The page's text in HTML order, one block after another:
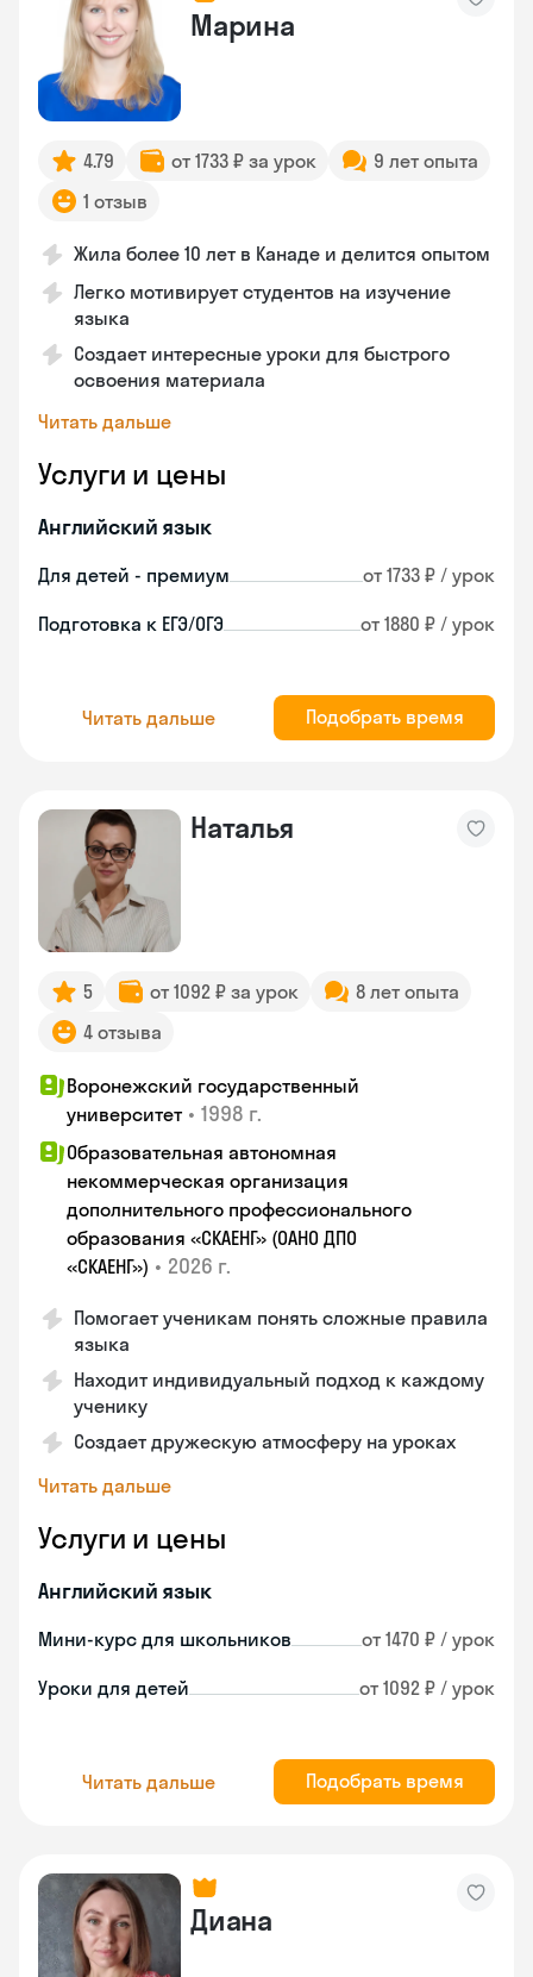
Марина
4.79 от 1733 ₽ за урок
9 лет опыта
1 отзыв
Жила более 10 лет в Канаде и делится опытом
Легко мотивирует студентов на изучение
языка
Создает интересные уроки для быстрого
освоения материала
Читать дальше
Услуги и цены
Английский язык
Для детей - премиум от 1733 ₽ / урок
Подготовка к ЕГЭ/ОГЭ от 1880 ₽ / урок
Читать дальше Подобрать время
Наталья
5 от 1092 ₽ за урок
8 лет опыта
4 отзыва
Воронежский государственный
университет • 1998 г.
Образовательная автономная
некоммерческая организация
дополнительного профессионального
образования «СКАЕНГ» (ОАНО ДПО
«СКАЕНГ») • 2026 г.
Помогает ученикам понять сложные правила
языка
Находит индивидуальный подход к каждому
ученику
Создает дружескую атмосферу на уроках
Читать дальше
Услуги и цены
Английский язык
Мини-курс для школьников от 1470 ₽ / урок
Уроки для детей от 1092 ₽ / урок
Читать дальше Подобрать время
Диана